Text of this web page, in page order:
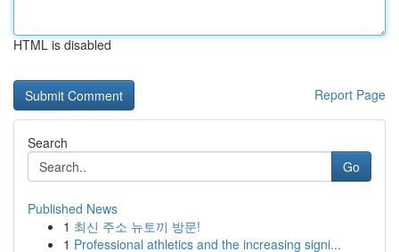
HTML is disabled
Report Page
Search
Go
Published News
1 최신 주소 뉴토끼 방문!
1 Professional athletics and the increasing signi...